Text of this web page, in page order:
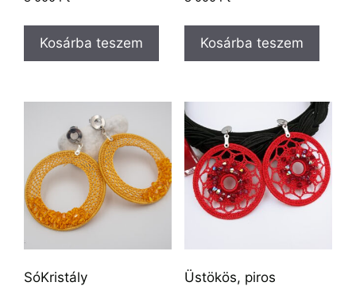
Kosárba teszem Kosárba teszem
SóKristály Üstökös, piros